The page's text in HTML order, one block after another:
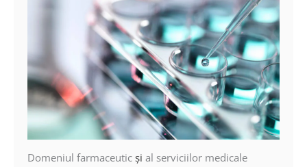
Domeniul farmaceutic şi al serviciilor medicale